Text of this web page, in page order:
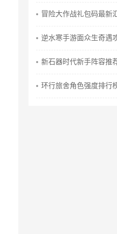
冒险大作战礼包码最新
逆水寒手游面众生奇遇
新石器时代新手阵容推
环行旅舍角色强度排行